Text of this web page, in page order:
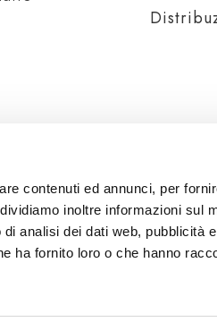
contenuti ed annunci, per
inoltre informazioni sul
analisi dei dati web, pubblicità
ha fornito loro o che hanno